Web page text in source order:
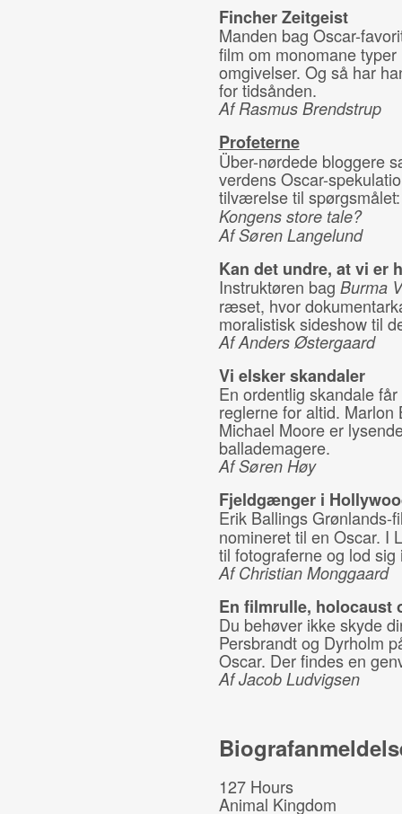
Fincher Zeitgeist
Manden bag Oscar-
film om monomane
omgivelser. Og så har
for tidsånden.
Af Rasmus Brendstrup
Profeterne
Über-nørdede bloggere
verdens Oscar-
tilværelse til
Kongens store tale?
Af Søren Langelund
Kan det undre, at vi er
Instruktøren bag Burma
ræset, hvor
moralistisk sideshow til
Af Anders Østergaard
Vi elsker skandaler
En ordentlig skandale
reglerne for altid.
Michael Moore er
ballademagere.
Af Søren Høy
Fjeldgænger i
Erik Ballings Grønlands-
nomineret til en Oscar. I
til fotograferne og lod
Af Christian Monggaard
En filmrulle, holocaust
Du behøver ikke skyde
Persbrandt og Dyrholm
Oscar. Der findes en
Af Jacob Ludvigsen
127 Hours
Animal Kingdom